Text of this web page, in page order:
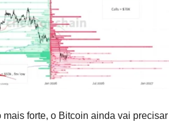
forte, o Bitcoin ainda vai precisar